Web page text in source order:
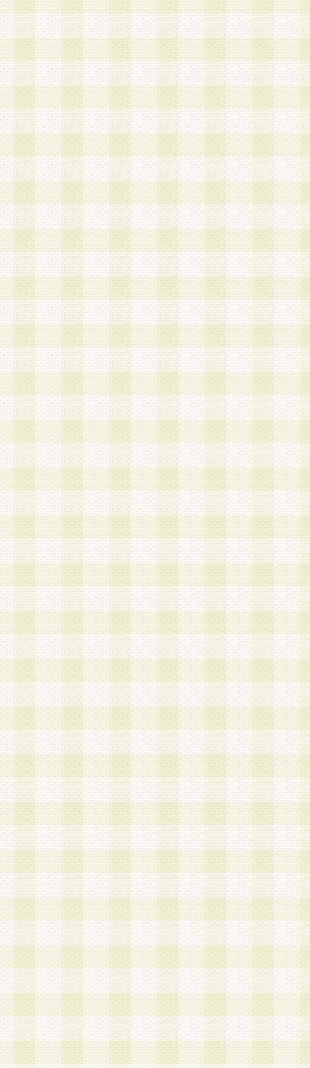
a.既に登録されている会員と同一のメールアドレ
録する場合
b.本サービスと同様のサービスを提供している企
業に従事していると思われる本人またはその家族
場合
c.その他当社が不適切と判断する場合
2.当社は、会員登録希望者を会員として承認する
した 場合、会員登録希望者による会員登録手続
による承認後の場合であっても、会員登録の取り
の抹消を、当社が適切と判 断する方法・手段に
とができるものとします。
3.会員登録希望者が18歳未満、成年被後見人、被
人 である場合は、親権者などの法定代理人の同
録を行うものとします。なお、義務教育学齢に該
者については、登録時に 当社が別途定める方法
権者による承認手続きを行うものとします。
第3条 会員の登録方法
1.会員登録手続きは、会員登録希望者本人が行う
る登録は一切認められないものとします。
2.会員登録希望者は、本規約に同意の後、当社指
画 面」において、当社が指定する必要事項を入
を行うものとします。当社は、会員登録を承認し
会員として本サービスを 受けるためのログイン
を付与します。
3.会員は、会員登録の際に申告する登録情報の全
いかなる虚偽の申告をも行ってはならないものと
4.会員は、複数のログインＩＤおよびパスワード
いものとします。
第4条 ログインIDおよびパスワードの管理
1.会員は、会員登録後、本サイト内にて本サービ
加する際には、前条に基づき当社から付与された
スワードを使用するものとします。
2.登録の際に当社が付与したログインIDおよびパ
の使用に関しては、全て会員本人がその責任を負
3.会員は、当社から付与されたログインIDおよび
貸与、名義変更、売買その他形態を問わず第三者
ならないものとします。
4.当社は、会員によるログインIDおよびパスワー
盗用など第三者の利用に伴う損害の発生について
き事由の有無、その他原因の如何を問わず、一切
のとします。
第5条 会員の登録情報
1.当社は、会員の登録情報に含まれる氏名・住所
アドレス等会員個人を識別できる情報を当社が別
シーポリシー
」に基づき適切に取り扱うものとし
は、当該個人情報を以下の各号に定める目的に利
す。なお、これら事項以外の目的で個人情報を利
かじめ会員の同意を得たうえで利用するものとし
a.本サービスの実施または運営
b.本サービスに係る謝礼、景品、調査サンプル品
c.会員からの電話、メール等の問い合わせなどへ
d.その他これらに付随する業務